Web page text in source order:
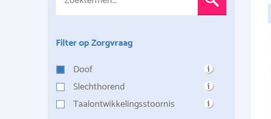
Filter op Zorgvraag
Doof
Slechthorend
Taalontwikkelingsstoornis